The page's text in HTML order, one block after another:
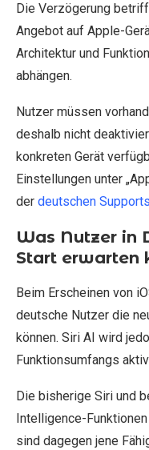
Die Verzögerung
Angebot auf Apple-
Architektur und
abhängen.
Nutzer müssen
deshalb nicht
konkreten Gerät
Einstellungen unter
der deutschen
Was Nutzer in
Start erwarten
Beim Erscheinen von
deutsche Nutzer die
können. Siri AI wird
Funktionsumfangs
Die bisherige Siri und
Intelligence-
sind dagegen jene